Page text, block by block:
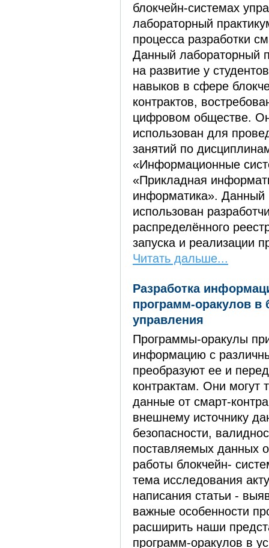
блокчейн-системах
лабораторный
процесса разработки
Данный лабораторный
на развитие у
навыков в сфере
контрактов,
цифровом обществе.
использован для
занятий по
«Информационные
«Прикладная
информатика». Данный
использован
распределённого
запуска и реализации
Читать дальше...
Разработка
программ-оракулов в
управления
Программы-оракулы
информацию с
преобразуют ее и
контрактам. Они могут
данные от смарт-
внешнему источнику
безопасности,
поставляемых данных
работы блокчейн-
тема исследования
написания статьи -
важные особенности
расширить наши
программ-оракулов в